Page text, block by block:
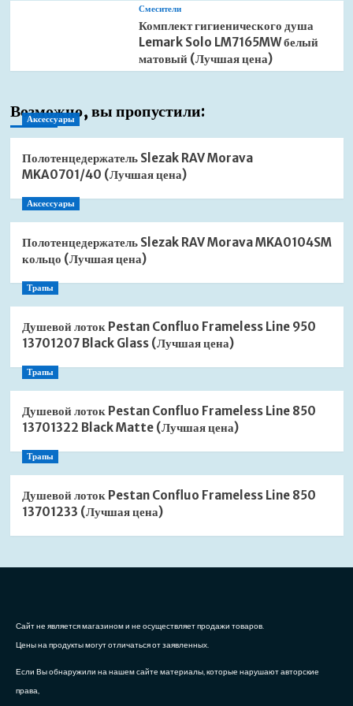
Смесители
Комплект гигиенического душа
Lemark Solo LM7165MW белый
матовый (Лучшая цена)
Возможно, вы пропустили:
Аксессуары
Полотенцедержатель Slezak RAV Morava
MKA0701/40 (Лучшая цена)
Аксессуары
Полотенцедержатель Slezak RAV Morava MKA0104SM
кольцо (Лучшая цена)
Трапы
Душевой лоток Pestan Confluo Frameless Line 950
13701207 Black Glass (Лучшая цена)
Трапы
Душевой лоток Pestan Confluo Frameless Line 850
13701322 Black Matte (Лучшая цена)
Трапы
Душевой лоток Pestan Confluo Frameless Line 850
13701233 (Лучшая цена)
Сайт не является магазином и не осуществляет продажи товаров.
Цены на продукты могут отличаться от заявленных.
Если Вы обнаружили на нашем сайте материалы, которые нарушают авторские
права,